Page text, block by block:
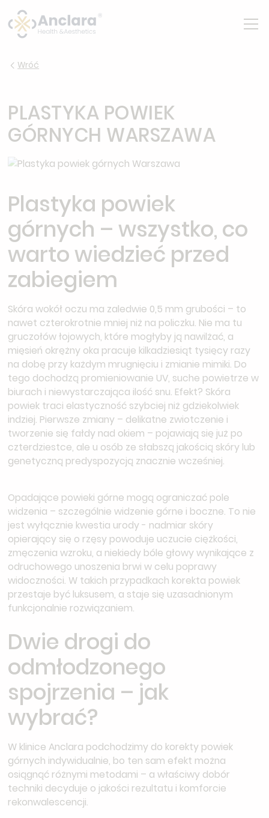
Wróć
PLASTYKA POWIEK
GÓRNYCH WARSZAWA
Plastyka powiek
górnych – wszystko, co
warto wiedzieć przed
zabiegiem
Skóra wokół oczu ma zaledwie 0,5 mm grubości – to
nawet czterokrotnie mniej niż na policzku. Nie ma tu
gruczołów łojowych, które mogłyby ją nawilżać, a
mięsień okrężny oka pracuje kilkadziesiąt tysięcy razy
na dobę przy każdym mrugnięciu i zmianie mimiki. Do
tego dochodzą promieniowanie UV, suche powietrze w
biurach i niewystarczająca ilość snu. Efekt? Skóra
powiek traci elastyczność szybciej niż gdziekolwiek
indziej. Pierwsze zmiany – delikatne zwiotczenie i
tworzenie się fałdy nad okiem – pojawiają się już po
czterdziestce, ale u osób ze słabszą jakością skóry lub
genetyczną predyspozycją znacznie wcześniej.
Opadające powieki górne mogą ograniczać pole
widzenia – szczególnie widzenie górne i boczne. To nie
jest wyłącznie kwestia urody - nadmiar skóry
opierający się o rzęsy powoduje uczucie ciężkości,
zmęczenia wzroku, a niekiedy bóle głowy wynikające z
odruchowego unoszenia brwi w celu poprawy
widoczności. W takich przypadkach korekta powiek
przestaje być luksusem, a staje się uzasadnionym
funkcjonalnie rozwiązaniem.
Dwie drogi do
odmłodzonego
spojrzenia – jak
wybrać?
W klinice Anclara podchodzimy do korekty powiek
górnych indywidualnie, bo ten sam efekt można
osiągnąć różnymi metodami – a właściwy dobór
techniki decyduje o jakości rezultatu i komforcie
rekonwalescencji.